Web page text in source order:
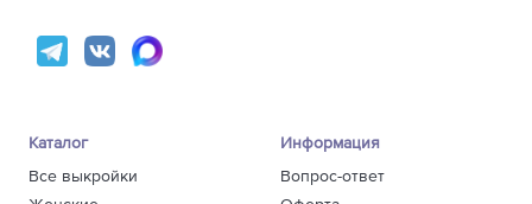
Каталог
Все выкройки
Информация
Вопрос-ответ